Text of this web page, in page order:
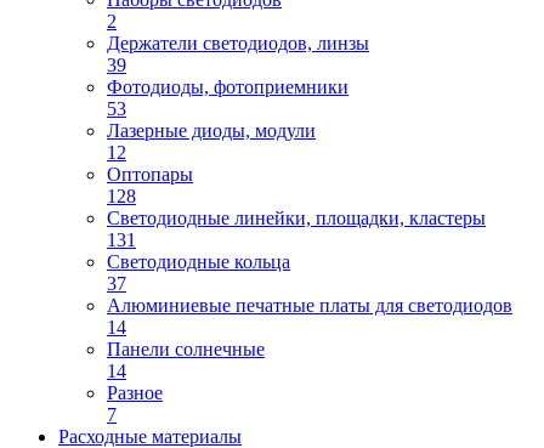
2
Держатели светодиодов, линзы
39
Фотодиоды, фотоприемники
53
Лазерные диоды, модули
12
Оптопары
128
Светодиодные линейки, площадки, кластеры
131
Светодиодные кольца
37
Алюминиевые печатные платы для светодиодов
14
Панели солнечные
14
Разное
7
Расходные материалы